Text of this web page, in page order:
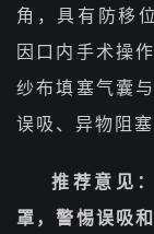
角，具有防移
因口内手术操
纱布填塞气囊
误吸、异物阻塞
推荐意见
罩，警惕误吸